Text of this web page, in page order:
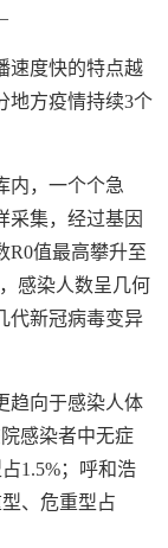
速度快的特点越
方疫情持续3个
内，一个个急
采集，经过基因
值最高攀升至
感染人数呈几何
代新冠病毒变异
趋向于感染人体
感染者中无症
1.5%；呼和浩
、危重型占